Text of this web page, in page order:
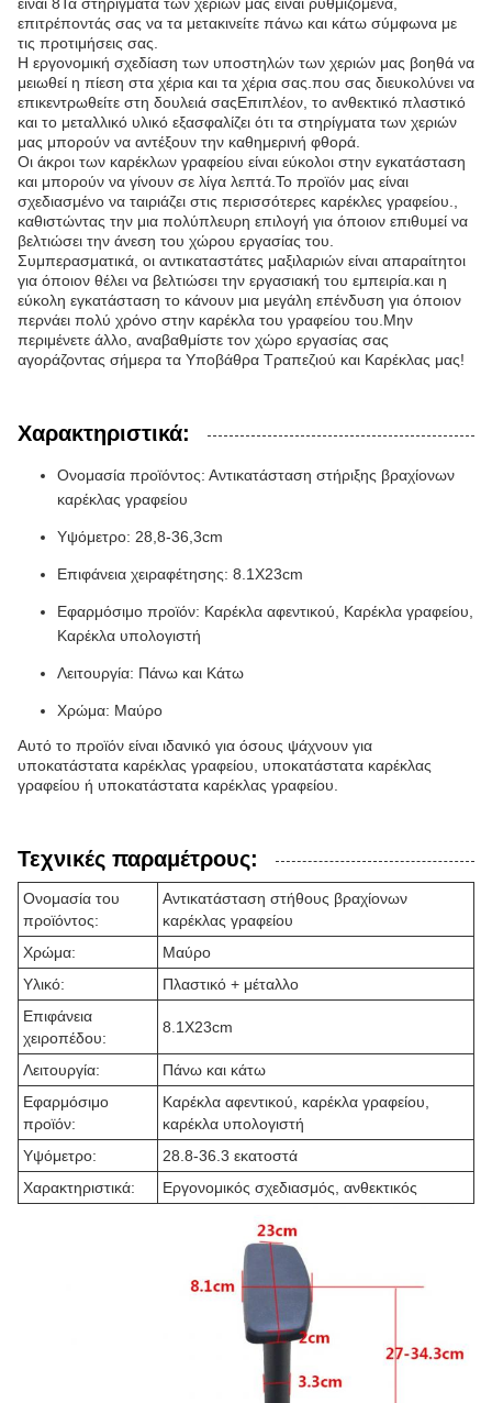
επιτρέποντάς σας να τα μετακινείτε πάνω και κάτω σύμφωνα με
τις προτιμήσεις σας.
Η εργονομική σχεδίαση των υποστηλών των χεριών μας βοηθά να
μειωθεί η πίεση στα χέρια και τα χέρια σας.που σας διευκολύνει να
επικεντρωθείτε στη δουλειά σαςΕπιπλέον, το ανθεκτικό πλαστικό
και το μεταλλικό υλικό εξασφαλίζει ότι τα στηρίγματα των χεριών
μας μπορούν να αντέξουν την καθημερινή φθορά.
Οι άκροι των καρέκλων γραφείου είναι εύκολοι στην εγκατάσταση
και μπορούν να γίνουν σε λίγα λεπτά.Το προϊόν μας είναι
σχεδιασμένο να ταιριάζει στις περισσότερες καρέκλες γραφείου.,
καθιστώντας την μια πολύπλευρη επιλογή για όποιον επιθυμεί να
βελτιώσει την άνεση του χώρου εργασίας του.
Συμπερασματικά, οι αντικαταστάτες μαξιλαριών είναι απαραίτητοι
για όποιον θέλει να βελτιώσει την εργασιακή του εμπειρία.και η
εύκολη εγκατάσταση το κάνουν μια μεγάλη επένδυση για όποιον
περνάει πολύ χρόνο στην καρέκλα του γραφείου του.Μην
περιμένετε άλλο, αναβαθμίστε τον χώρο εργασίας σας
αγοράζοντας σήμερα τα Υποβάθρα Τραπεζιού και Καρέκλας μας!
Χαρακτηριστικά:
Ονομασία προϊόντος: Αντικατάσταση στήριξης βραχίονων
καρέκλας γραφείου
Υψόμετρο: 28,8-36,3cm
Επιφάνεια χειραφέτησης: 8.1X23cm
Εφαρμόσιμο προϊόν: Καρέκλα αφεντικού, Καρέκλα γραφείου,
Καρέκλα υπολογιστή
Λειτουργία: Πάνω και Κάτω
Χρώμα: Μαύρο
Αυτό το προϊόν είναι ιδανικό για όσους ψάχνουν για
υποκατάστατα καρέκλας γραφείου, υποκατάστατα καρέκλας
γραφείου ή υποκατάστατα καρέκλας γραφείου.
Τεχνικές παραμέτρους:
Ονομασία του
προϊόντος:
Αντικατάσταση στήθους βραχίονων
καρέκλας γραφείου
Χρώμα:
Μαύρο
Υλικό:
Πλαστικό + μέταλλο
Επιφάνεια
χειροπέδου:
8.1X23cm
Λειτουργία:
Πάνω και κάτω
Εφαρμόσιμο
προϊόν:
Καρέκλα αφεντικού, καρέκλα γραφείου,
καρέκλα υπολογιστή
Υψόμετρο:
28.8-36.3 εκατοστά
Χαρακτηριστικά:
Εργονομικός σχεδιασμός, ανθεκτικός